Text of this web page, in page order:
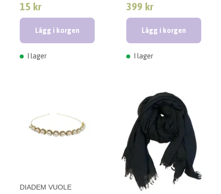
15 kr
Lägg i korgen
I lager
399 kr
Lägg i korgen
I lager
DIADEM VUOLE